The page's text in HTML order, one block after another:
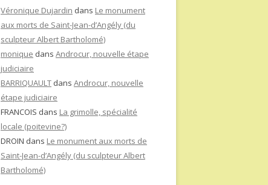
Véronique Dujardin dans Le monument
aux morts de Saint-Jean-d’Angély (du
sculpteur Albert Bartholomé)
monique dans Androcur, nouvelle étape
judiciaire
BARRIQUAULT dans Androcur, nouvelle
étape judiciaire
FRANCOIS dans La grimolle, spécialité
locale (poitevine?)
DROIN dans Le monument aux morts de
Saint-Jean-d’Angély (du sculpteur Albert
Bartholomé)